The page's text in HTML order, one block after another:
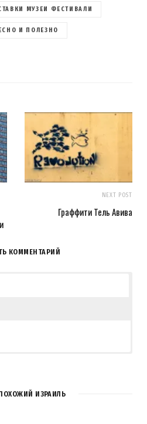
МУЗЕИ ФЕСТИВАЛИ
И ПОЛЕЗНО
NEXT POST
Граффити Тель Авива
КОММЕНТАРИЙ
ИЗРАИЛЬ